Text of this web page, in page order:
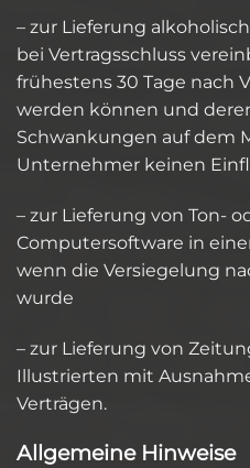
– zur Lieferung
bei Vertragsschluss
frühestens 30 Tage nach
werden können und
Schwankungen auf dem
Unternehmer keinen
– zur Lieferung von Ton-
Computersoftware in
wenn die Versiegelung
wurde
– zur Lieferung von
Illustrierten mit
Verträgen.
Allgemeine Hinweise